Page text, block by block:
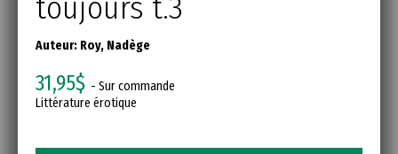
Auteur: Roy, Nadège
31,95$ - Sur commande
Littérature érotique